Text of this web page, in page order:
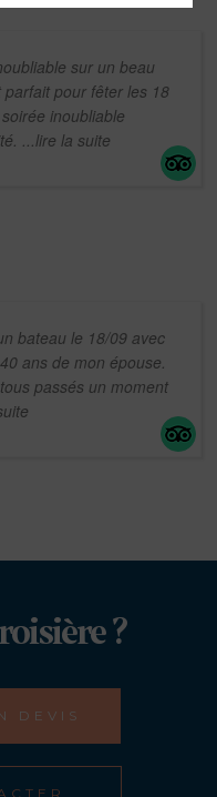
sur un beau
pour fêter les 18
inoubliable
...lire la suite
bateau le 18/09 avec
ans de mon épouse.
passés un moment
?
DEVIS